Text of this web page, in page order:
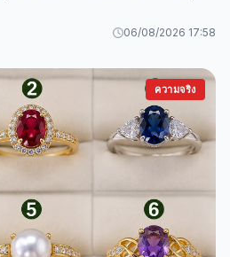
06/08/2026 17:58
ความจริง